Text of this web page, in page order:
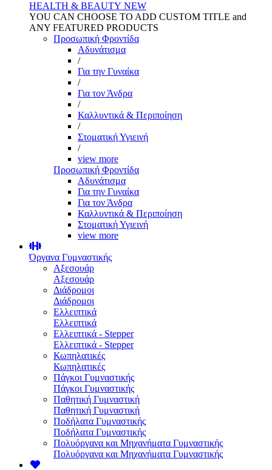
HEALTH & BEAUTY NEW
YOU CAN CHOOSE TO ADD CUSTOM TITLE and
ANY FEATURED PRODUCTS
Προσωπική Φροντίδα
Αδυνάτισμα
/
Για την Γυναίκα
/
Για τον Άνδρα
/
Καλλυντικά & Περιποίηση
/
Στοματική Υγιεινή
/
view more
Προσωπική Φροντίδα
Αδυνάτισμα
Για την Γυναίκα
Για τον Άνδρα
Καλλυντικά & Περιποίηση
Στοματική Υγιεινή
view more
Όργανα Γυμναστικής
Αξεσουάρ
Αξεσουάρ
Διάδρομοι
Διάδρομοι
Ελλειπτικά
Ελλειπτικά
Ελλειπτικά - Stepper
Ελλειπτικά - Stepper
Κωπηλατικές
Κωπηλατικές
Πάγκοι Γυμναστικής
Πάγκοι Γυμναστικής
Παθητική Γυμναστική
Παθητική Γυμναστική
Ποδήλατα Γυμναστικής
Ποδήλατα Γυμναστικής
Πολυόργανα και Μηχανήματα Γυμναστικής
Πολυόργανα και Μηχανήματα Γυμναστικής